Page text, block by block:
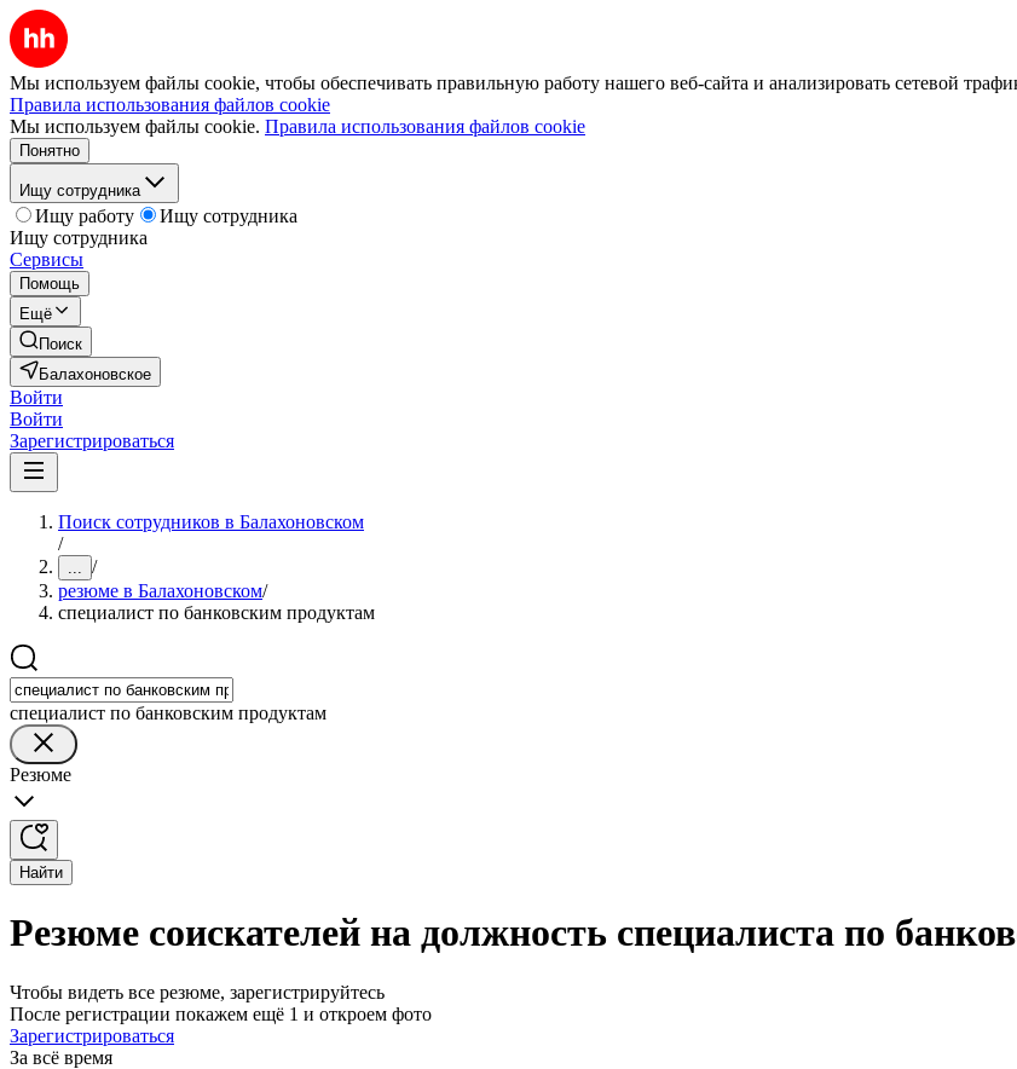
Мы используем файлы cookie, чтобы обеспечивать правильную работу нашего веб-сайта и анализировать сетевой
Правила использования файлов cookie
Мы используем файлы cookie. Правила использования файлов cookie
Понятно
Ищу сотрудника
Ищу работу
Ищу сотрудника
Ищу сотрудника
Сервисы
Помощь
Ещё
Поиск
Балахоновское
Войти
Войти
Зарегистрироваться
Поиск сотрудников в Балахоновском
/
... /
резюме в Балахоновском/
специалист по банковским продуктам
специалист по банковским продуктам
Резюме
Найти
Резюме соискателей на должность специалиста по
Чтобы видеть все резюме, зарегистрируйтесь
После регистрации покажем ещё 1 и откроем фото
Зарегистрироваться
За всё время